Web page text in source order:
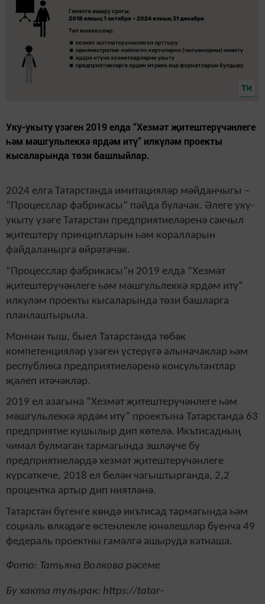
Уку-укыту үзәген 2019 елда “Хезмәт җитештерүчәнлеге
һәм мәшгульлеккә ярдәм итү” илкүләм проекты
кысаларында төзи башлыйлар.
2024 елга Татарстанда имитацияләр мәйданчыгы –
“Процесслар фабрикасы” пәйда булачак. Әлеге уку-
укыту үзәге Татарстан предприятиеләренә сакчыл
җитештерү принципларын һәм коралларын
файдаланырга өйрәтәчәк.
“Процесслар фабрикасы”н 2019 елда “Хезмәт
җитештерүчәнлеге һәм мәшгульлеккә ярдәм итү”
илкүләм проекты кысаларында төзи башларга
планлаштырыла.
Моннан тыш, быел Татарстанда төбәк
компетенцияләр үзәген үстерүгә алыначаклар һәм
республика предприятиеләренә консультантлар
җәлеп итәчәкләр.
2019 ел азагына “Хезмәт җитештерүчәнлеге һәм
мәшгульлеккә ярдәм итү” проектына Татарстанда 63
предприятие кушылыр дип көтелә. Икътисадның
чимал булмаган тармагында эшләүче бу
предприятиеләрдә хезмәт җитештерүчәнлеге
күрсәткече, 2018 ел белән чагыштырганда, 2,2
процентка артыр дип ниятләнә.
Татарстан бүгенге көндә икътисад тармагында һәм
социаль өлкәдәге өстенлекле юнәлешләр буенча 49
федераль проектны гамәлгә ашыруда катнаша.
Фото: Татьяна Волкова рәсеме
Бу хакта тулырак: https://tatar-